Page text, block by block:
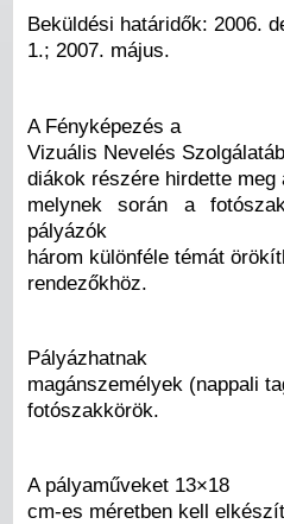
Beküldési határidők: 2006.
1.; 2007. május.
A Fényképezés a
Vizuális Nevelés
diákok részére hirdette
melynek során a
pályázók
három különféle témát
rendezőkhöz.
Pályázhatnak
magánszemélyek (nappali
fotószakkörök.
A pályaműveket 13×18
cm-es méretben kell